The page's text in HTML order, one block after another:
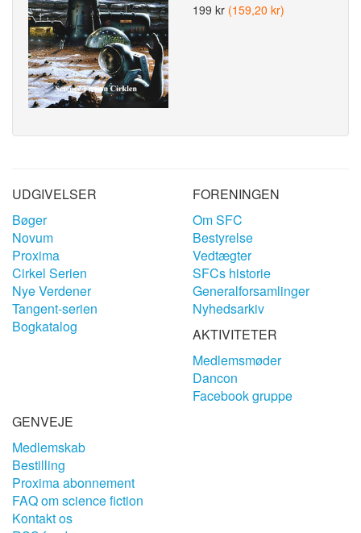
199 kr (159,20 kr)
UDGIVELSER
Bøger
Novum
Proxima
Cirkel Serien
Nye Verdener
Tangent-serien
Bogkatalog
FORENINGEN
Om SFC
Bestyrelse
Vedtægter
SFCs historie
Generalforsamlinger
Nyhedsarkiv
AKTIVITETER
Medlemsmøder
Dancon
Facebook gruppe
GENVEJE
Medlemskab
Bestilling
Proxima abonnement
FAQ om science fiction
Kontakt os